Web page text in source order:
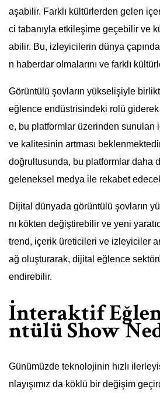
aşabilir. Farklı kültürlerden gelen
ci tabanıyla etkileşime geçebilir ve
abilir. Bu, izleyicilerin dünya
n haberdar olmalarını ve farklı
Görüntülü şovların yükselişiyle
eğlence endüstrisindeki rolü giderek
e, bu platformlar üzerinden sunulan
ve kalitesinin artması
doğrultusunda, bu platformlar daha
geleneksel medya ile rekabet
Dijital dünyada görüntülü şovların
nı kökten değiştirebilir ve yeni
trend, içerik üreticileri ve izleyiciler
ağ oluşturarak, dijital eğlence
endirebilir.
İnteraktif
ntülü Show
Günümüzde teknolojinin hızlı
nlayışımız da köklü bir değişim